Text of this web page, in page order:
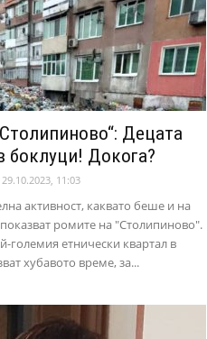
Децата
боклуци! Докога?
29.10.2023, 11:03
активност, каквато беше и на
ромите на "Столипиново".
големия етнически квартал в
хубавото време, за...